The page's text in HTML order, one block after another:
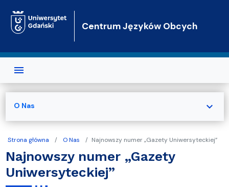
Centrum Języków Obcych
Strona główna O Nas Najnowszy numer „Gazety Uniwersyteckiej”
Najnowszy numer „Gazety
Uniwersyteckiej”
O Nas expand_more